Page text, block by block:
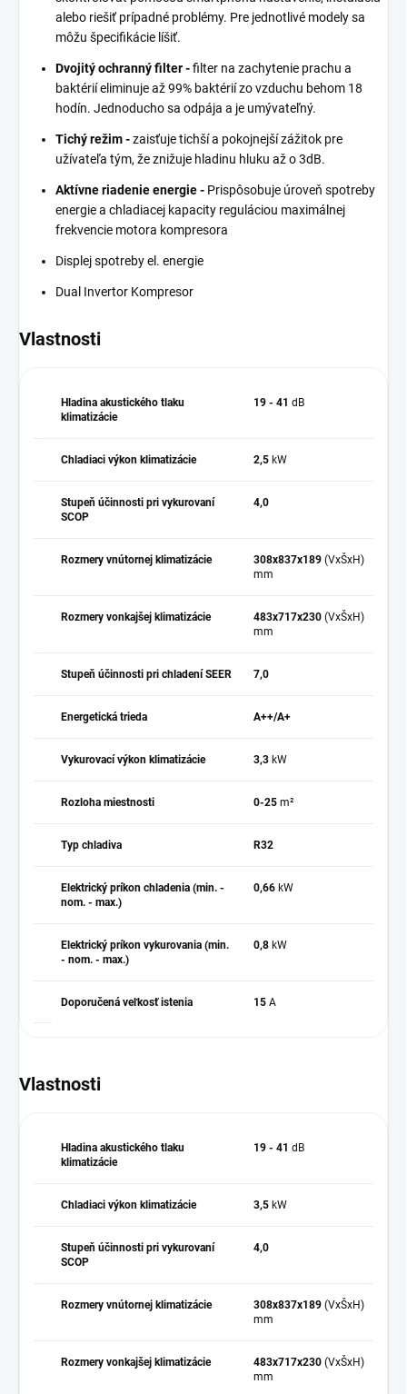
alebo riešiť prípadné problémy. Pre jednotlivé modely sa
môžu špecifikácie líšiť.
Dvojitý ochranný filter -filter na zachytenie prachu a
baktérií eliminuje až 99% baktérií zo vzduchu behom 18
hodín. Jednoducho sa odpája a je umývateľný.
Tichý režim -zaisťuje tichší a pokojnejší zážitok pre
užívateľa tým, že znižuje hladinu hluku až o 3dB.
Aktívne riadenie energie - Prispôsobuje úroveň spotreby
energie a chladiacej kapacity reguláciou maximálnej
frekvencie motora kompresora
Displej spotreby el. energie
Dual Invertor Kompresor
Vlastnosti
Hladina akustického tlaku
klimatizácie
19 - 41 dB
Chladiaci výkon klimatizácie 2,5 kW
Stupeň účinnosti pri vykurovaní
SCOP
4,0
Rozmery vnútornej klimatizácie 308x837x189 (VxŠxH)
mm
Rozmery vonkajšej klimatizácie 483x717x230 (VxŠxH)
mm
Stupeň účinnosti pri chladení SEER 7,0
Energetická trieda A++/A+
Vykurovací výkon klimatizácie 3,3 kW
Rozloha miestnosti 0-25 m²
Typ chladiva R32
Elektrický príkon chladenia (min. -
nom. - max.)
0,66 kW
Elektrický príkon vykurovania (min.
- nom. - max.)
0,8 kW
Doporučená veľkosť istenia 15 A
Vlastnosti
Hladina akustického tlaku
klimatizácie
19 - 41 dB
Chladiaci výkon klimatizácie 3,5 kW
Stupeň účinnosti pri vykurovaní
SCOP
4,0
Rozmery vnútornej klimatizácie 308x837x189 (VxŠxH)
mm
Rozmery vonkajšej klimatizácie 483x717x230 (VxŠxH)
mm